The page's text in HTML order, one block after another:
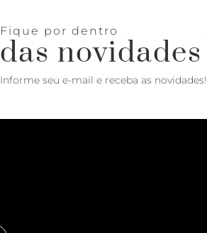
Fique por dentro
das novidades
Informe seu e-mail e receba as novidades!